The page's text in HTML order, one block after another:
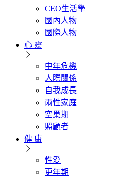
CEO生活學
國內人物
國際人物
心 靈
中年危機
人際關係
自我成長
兩性家庭
空巢期
照顧者
健 康
性愛
更年期